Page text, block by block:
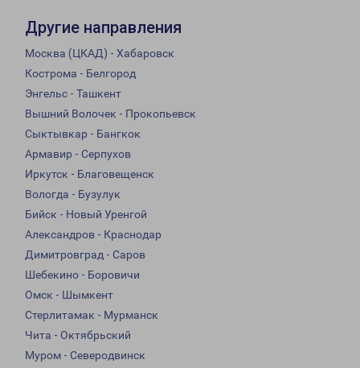
Другие направления
Москва (ЦКАД) - Хабаровск
Кострома - Белгород
Энгельс - Ташкент
Вышний Волочек - Прокопьевск
Сыктывкар - Бангкок
Армавир - Серпухов
Иркутск - Благовещенск
Вологда - Бузулук
Бийск - Новый Уренгой
Александров - Краснодар
Димитровград - Саров
Шебекино - Боровичи
Омск - Шымкент
Стерлитамак - Мурманск
Чита - Октябрьский
Муром - Северодвинск